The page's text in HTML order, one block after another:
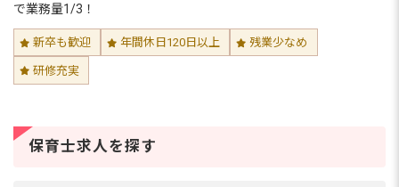
新卒も歓迎 年間休日120日以上 残業少なめ
研修充実
で業務量1/3！
保育士求人を探す